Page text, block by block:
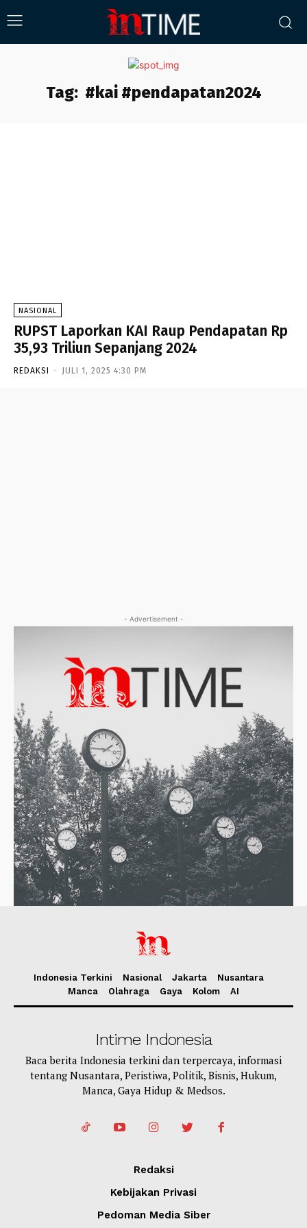
Tag: #kai #pendapatan2024
NASIONAL
RUPST Laporkan KAI Raup Pendapatan Rp
35,93 Triliun Sepanjang 2024
REDAKSI - JULI 1, 2025 4:30 PM
- Advertisement -
Indonesia Terkini Nasional Jakarta
Nusantara
Manca
Olahraga Gaya Kolom AI
Intime Indonesia
Baca berita Indonesia terkini dan terpercaya, informasi
tentang Nusantara, Peristiwa, Politik, Bisnis, Hukum,
Manca, Gaya Hidup & Medsos.
Redaksi
Kebijakan Privasi
Pedoman Media Siber